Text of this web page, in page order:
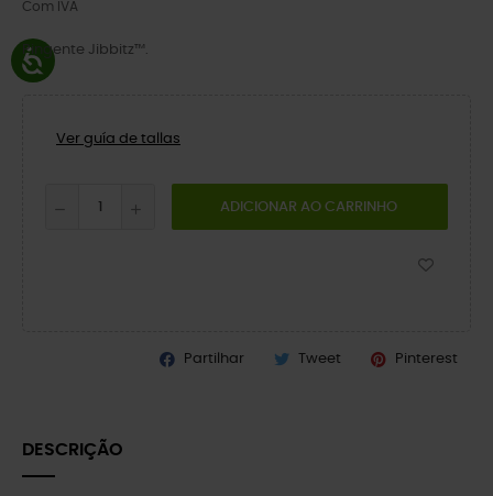
Com IVA
Pingente Jibbitz™.
Ver guía de tallas
ADICIONAR AO CARRINHO
Partilhar Tweet Pinterest
DESCRIÇÃO